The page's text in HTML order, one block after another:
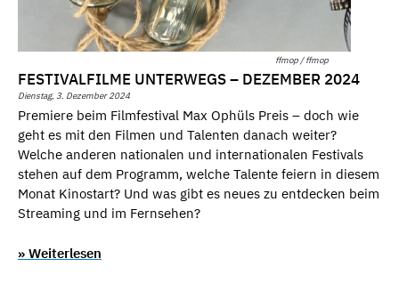
ffmop / ffmop
FESTIVALFILME UNTERWEGS – DEZEMBER 2024
Dienstag, 3. Dezember 2024
Premiere beim Filmfestival Max Ophüls Preis – doch wie
geht es mit den Filmen und Talenten danach weiter?
Welche anderen nationalen und internationalen Festivals
stehen auf dem Programm, welche Talente feiern in diesem
Monat Kinostart? Und was gibt es neues zu entdecken beim
Streaming und im Fernsehen?
» Weiterlesen